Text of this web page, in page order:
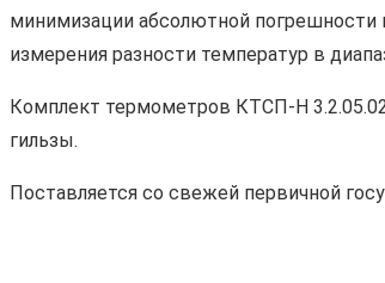
минимизации абсолютной погрешности
измерения разности температур в
Комплект термометров КТСП-Н
гильзы.
Поставляется со свежей первичной